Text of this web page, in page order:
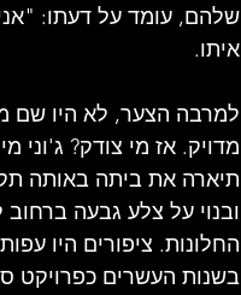
שלהם, עומד על דעתו:
איתו.
למרבה הצער, לא היו שם
מדויק. אז מי צודק?
תיארה את ביתה באותה
ובנוי על צלע גבעה
החלונות. ציפורים היו
בשנות העשרים כפרויקט